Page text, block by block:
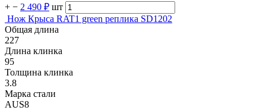
+ − 2 490 ₽ шт
Нож Крыса RAT1 green реплика SD1202
Общая длина
227
Длина клинка
95
Толщина клинка
3.8
Марка стали
AUS8